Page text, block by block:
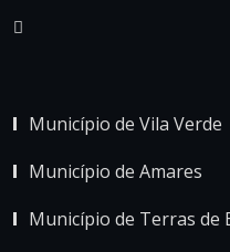
Município de Vila Verde
Município de Amares
Município de Terras de